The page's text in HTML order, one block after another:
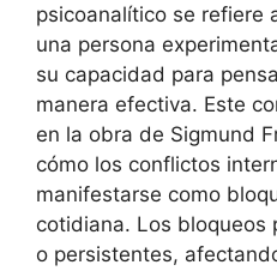
psicoanalítico se refiere
una persona
su capacidad para
manera efectiva. Este
en la obra de Sigmund
cómo los conflictos
manifestarse como
cotidiana. Los bloqueos
o persistentes,